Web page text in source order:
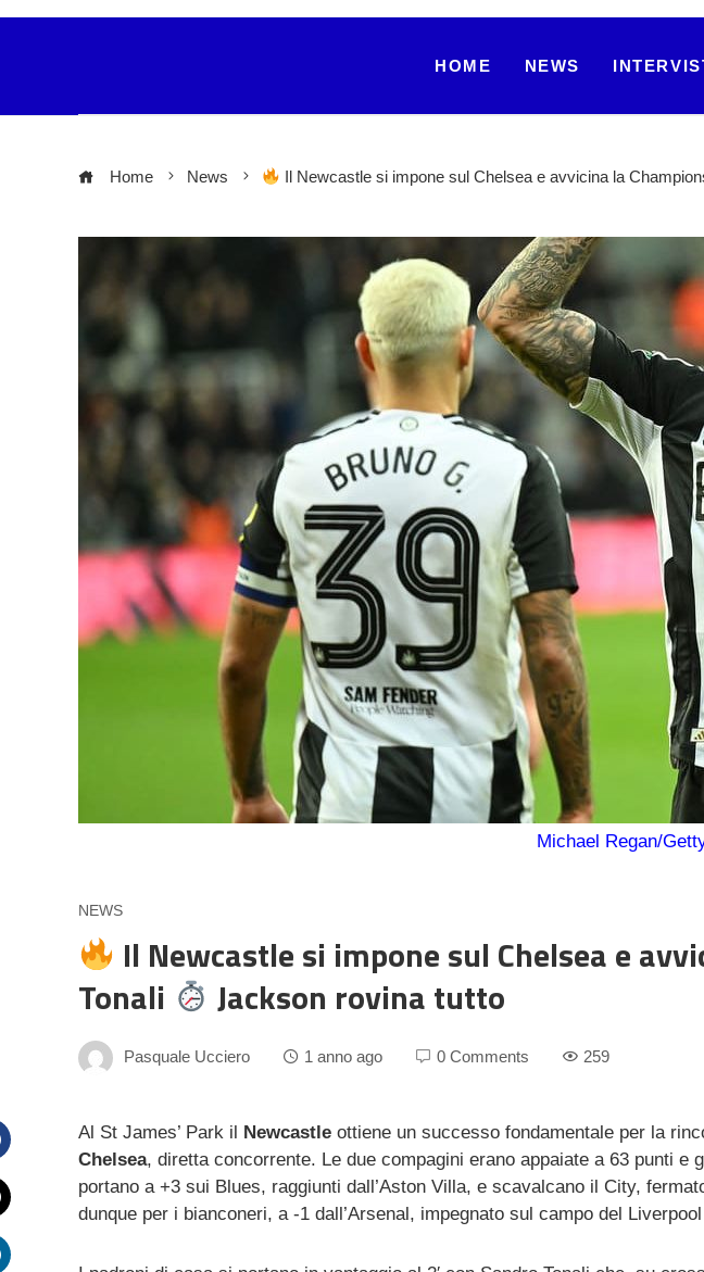
HOME NEWS
Home News Il Newcastle si impone sul Chelsea e avvicina la
Michael Regan/
NEWS
Il Newcastle si impone sul Chelsea e
Tonali
Jackson rovina tutto
Pasquale Ucciero 1 anno ago 0 Comments 259
Al St James’ Park il Newcastle ottiene un successo fondamentale per la
Chelsea, diretta concorrente. Le due compagini erano appaiate a 63 punti e
portano a +3 sui Blues, raggiunti dall’Aston Villa, e scavalcano il City,
dunque per i bianconeri, a -1 dall’Arsenal, impegnato sul campo del